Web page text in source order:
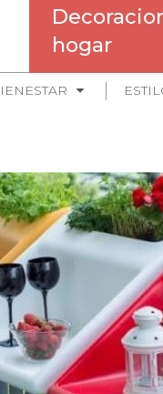
hogar